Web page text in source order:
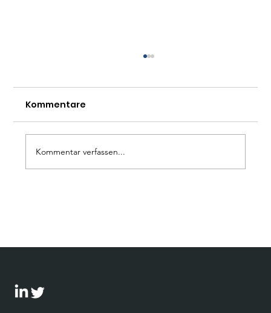
Kommentare
Kommentar verfassen...